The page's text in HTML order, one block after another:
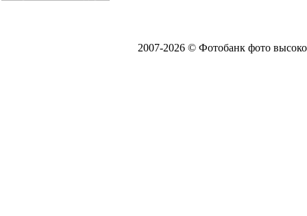
2007-2026 © Фотобанк фото